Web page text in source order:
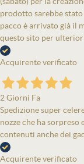
prodotto sarebbe
pacco è arrivato già il
questo sito per
Acquirente verificato
2 Giorni Fa
Spedizione super
nozze che ha
contenuti anche dei
Acquirente verificato